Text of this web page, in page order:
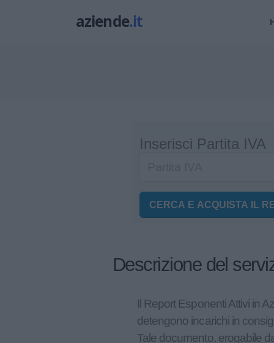
Inserisci Partita IVA
CERCA E ACQUISTA IL
Descrizione del
Il Report Esponenti Attivi in
detengono incarichi in
Tale documento, erogabile